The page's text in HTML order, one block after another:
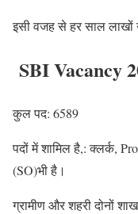
इसी वजह से हर साल लाखों
SBI Vacancy
कुल पद: 6589
पदों में शामिल है,: क्लर्क,
(SO)भी है।
ग्रामीण और शहरी दोनों